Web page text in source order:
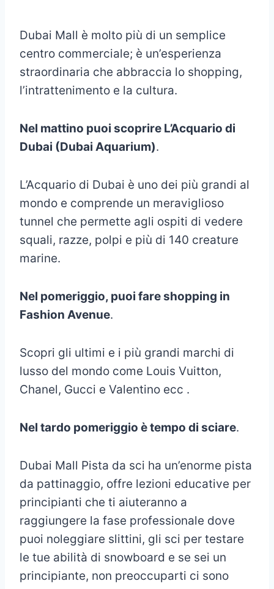
Dubai Mall è molto più di un semplice
centro commerciale; è un’esperienza
straordinaria che abbraccia lo shopping,
l’intrattenimento e la cultura.
Nel mattino puoi scoprire L’Acquario di
Dubai (Dubai Aquarium).
L’Acquario di Dubai è uno dei più grandi al
mondo e comprende un meraviglioso
tunnel che permette agli ospiti di vedere
squali, razze, polpi e più di 140 creature
marine.
Nel pomeriggio, puoi fare shopping in
Fashion Avenue.
Scopri gli ultimi e i più grandi marchi di
lusso del mondo come Louis Vuitton,
Chanel, Gucci e Valentino ecc .
Nel tardo pomeriggio è tempo di sciare.
Dubai Mall Pista da sci ha un’enorme pista
da pattinaggio, offre lezioni educative per
principianti che ti aiuteranno a
raggiungere la fase professionale dove
puoi noleggiare slittini, gli sci per testare
le tue abilità di snowboard e se sei un
principiante, non preoccuparti ci sono